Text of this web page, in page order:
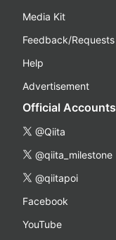
Media Kit
Feedback/Requests
Help
Advertisement
Official Accounts
@Qiita
@qiita_milestone
@qiitapoi
Facebook
YouTube